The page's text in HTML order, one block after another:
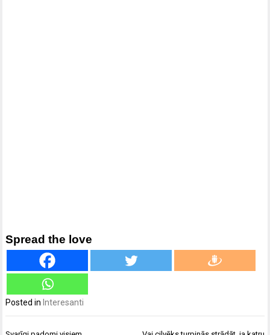
Spread the love
Posted inInteresanti